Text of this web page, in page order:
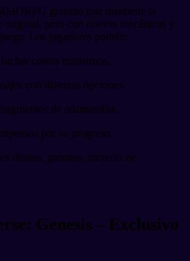
gratuito que mantiene la
pero con nuevas mecánicas y
Los jugadores podrán:
contra monstruos.
con diversas opciones.
de adamantina.
por su progreso.
diarias, gremios, carreras de
Genesis – Exclusivo